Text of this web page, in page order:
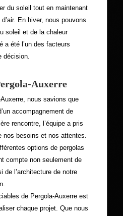
du soleil tout en maintenant
En hiver, nous pouvons
soleil et de la chaleur
a été l’un des facteurs
décision.
Auxerre
nous savions que
accompagnement de
rencontre, l’équipe a pris
nos besoins et nos attentes.
options de pergolas
compte non seulement de
de l’architecture de notre
de Pergola-Auxerre est
chaque projet. Que nous